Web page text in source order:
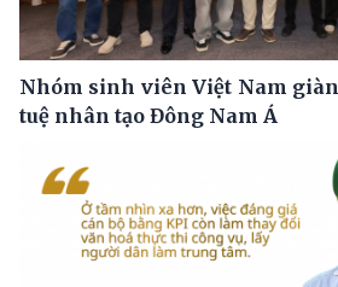
Nhóm sinh viên Việt Nam
tuệ nhân tạo Đông Nam Á